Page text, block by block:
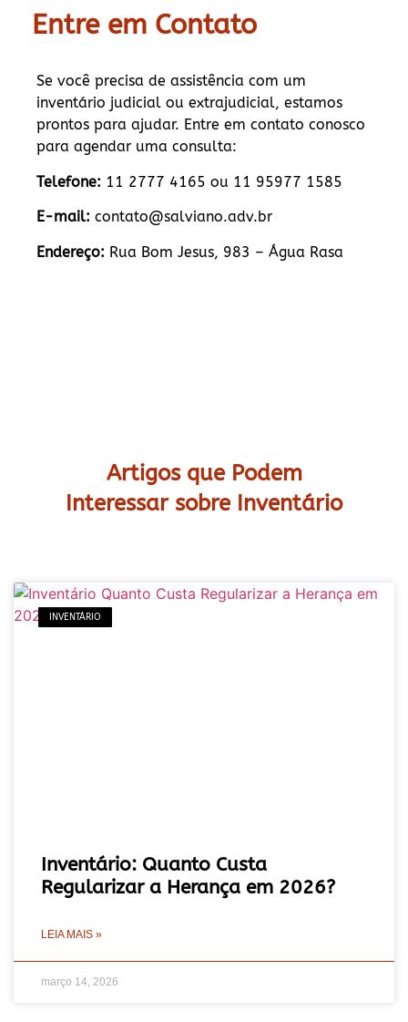
Entre em Contato
Se você precisa de assistência com um
inventário judicial ou extrajudicial, estamos
prontos para ajudar. Entre em contato conosco
para agendar uma consulta:
Telefone: 11 2777 4165 ou 11 95977 1585
E-mail: contato@salviano.adv.br
Endereço: Rua Bom Jesus, 983 – Água Rasa
Artigos que Podem
Interessar sobre Inventário
INVENTÁRIO
Inventário: Quanto Custa
Regularizar a Herança em 2026?
LEIA MAIS »
março 14, 2026